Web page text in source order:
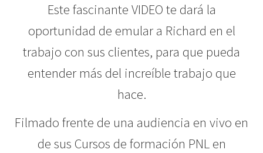
Este fascinante VIDEO te dará la
oportunidad de emular a Richard en el
trabajo con sus clientes, para que pueda
entender más del increíble trabajo que
hace.
Filmado frente de una audiencia en vivo en
de sus Cursos de formación PNL en